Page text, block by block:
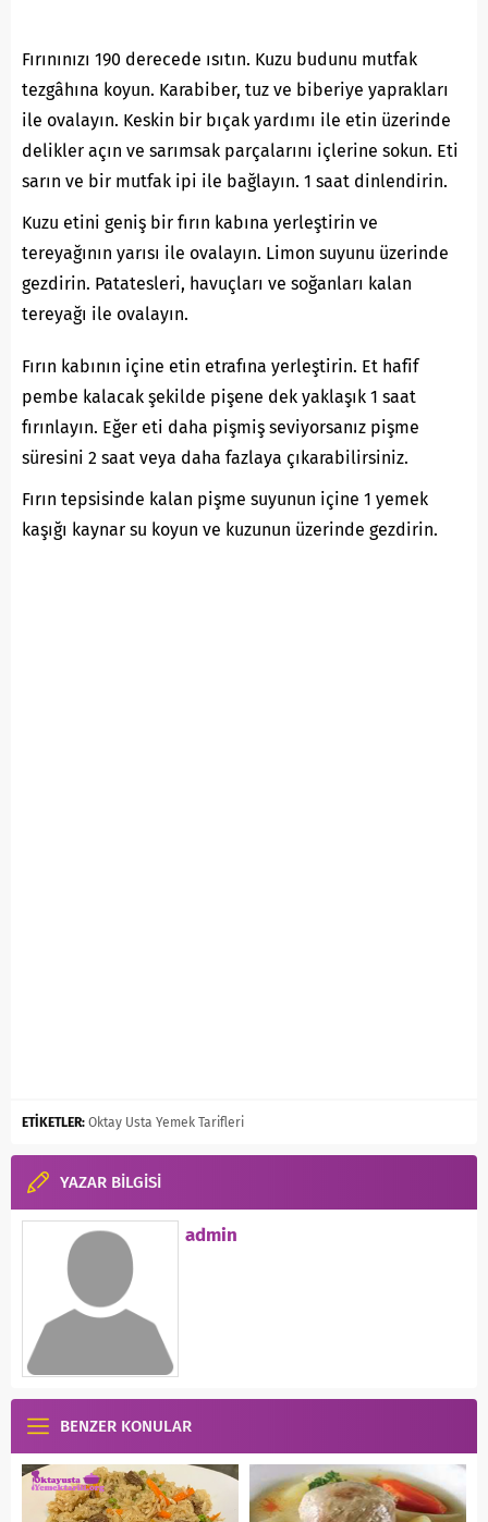
Fırınınızı 190 derecede ısıtın. Kuzu budunu mutfak
tezgâhına koyun. Karabiber, tuz ve biberiye yaprakları
ile ovalayın. Keskin bir bıçak yardımı ile etin üzerinde
delikler açın ve sarımsak parçalarını içlerine sokun. Eti
sarın ve bir mutfak ipi ile bağlayın. 1 saat dinlendirin.
Kuzu etini geniş bir fırın kabına yerleştirin ve
tereyağının yarısı ile ovalayın. Limon suyunu üzerinde
gezdirin. Patatesleri, havuçları ve soğanları kalan
tereyağı ile ovalayın.
Fırın kabının içine etin etrafına yerleştirin. Et hafif
pembe kalacak şekilde pişene dek yaklaşık 1 saat
fırınlayın. Eğer eti daha pişmiş seviyorsanız pişme
süresini 2 saat veya daha fazlaya çıkarabilirsiniz.
Fırın tepsisinde kalan pişme suyunun içine 1 yemek
kaşığı kaynar su koyun ve kuzunun üzerinde gezdirin.
ETİKETLER: Oktay Usta Yemek Tarifleri
YAZAR BİLGİSİ
admin
BENZER KONULAR